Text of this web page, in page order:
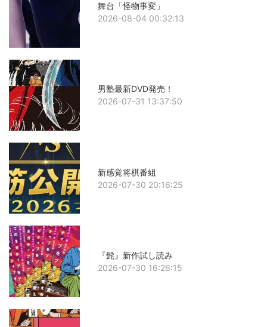
舞台「怪物事変」
2026-08-04 00:32:13
男塾最新DVD発売！
2026-07-31 13:37:50
新感覚将棋番組
2026-07-30 20:16:25
『髭』新作試し読み
2026-07-30 16:26:15